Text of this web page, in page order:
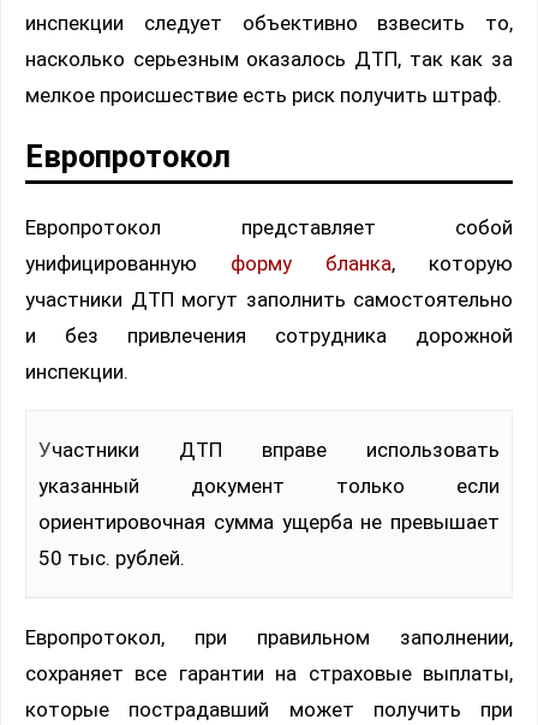
инспекции следует объективно взвесить то,
насколько серьезным оказалось ДТП, так как за
мелкое происшествие есть риск получить штраф.
Европротокол
Европротокол представляет собой
унифицированную форму бланка, которую
участники ДТП могут заполнить самостоятельно
и без привлечения сотрудника дорожной
инспекции.
Участники ДТП вправе использовать
указанный документ только если
ориентировочная сумма ущерба не превышает
50 тыс. рублей.
Европротокол, при правильном заполнении,
сохраняет все гарантии на страховые выплаты,
которые пострадавший может получить при